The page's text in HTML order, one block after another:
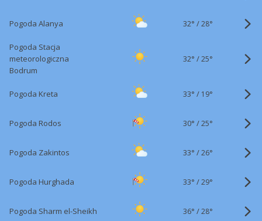
Pogoda Alanya 32° /28°
Pogoda Stacja
meteorologiczna
Bodrum
32° /25°
Pogoda Kreta 33° / 19°
Pogoda Rodos 30° /25°
Pogoda Zakintos 33° /26°
Pogoda Hurghada 33° /29°
Pogoda Sharm el-Sheikh 36° /28°